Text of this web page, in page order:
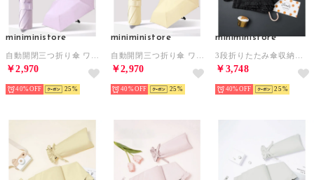
miniministore
￥2,970
40% 25
miniministore
￥2,970
40% 25
miniministore
￥3,748
40% 25